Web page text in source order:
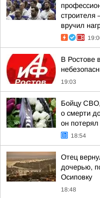
строителя
вручил
В Ростове
19:03
Бойцу СВО,
о смерти
он
18:54
Отец
дочерью,
Осиповку
18:48